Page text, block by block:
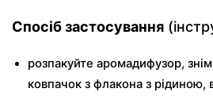
Спосіб застосування
розпакуйте аромадифузор,
ковпачок з флакона з рідиною,